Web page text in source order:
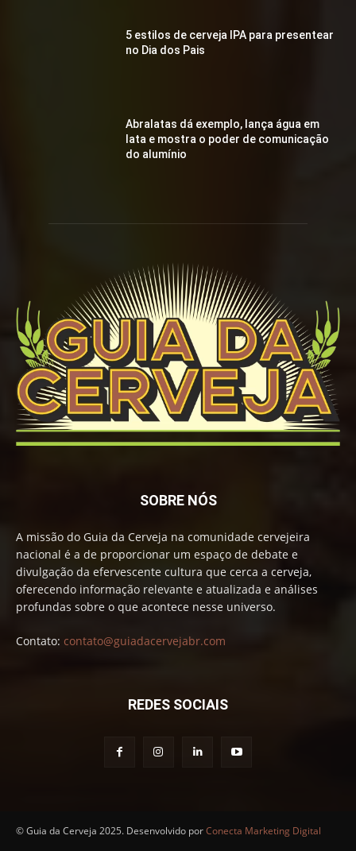
5 estilos de cerveja IPA para presentear
no Dia dos Pais
Abralatas dá exemplo, lança água em
lata e mostra o poder de comunicação
do alumínio
SOBRE NÓS
A missão do Guia da Cerveja na comunidade cervejeira
nacional é a de proporcionar um espaço de debate e
divulgação da efervescente cultura que cerca a cerveja,
oferecendo informação relevante e atualizada e análises
profundas sobre o que acontece nesse universo.
Contato: contato@guiadacervejabr.com
REDES SOCIAIS
© Guia da Cerveja 2025. Desenvolvido porConecta Marketing Digital